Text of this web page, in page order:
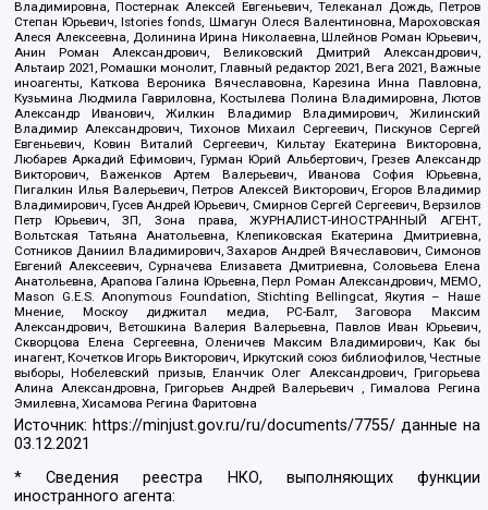
Владимировна, Постернак Алексей Евгеньевич, Телеканал Дождь, Петров
Степан Юрьевич, Istories fonds, Шмагун Олеся Валентиновна, Мароховская
Алеся Алексеевна, Долинина Ирина Николаевна, Шлейнов Роман Юрьевич,
Анин Роман Александрович, Великовский Дмитрий Александрович,
Альтаир 2021, Ромашки монолит, Главный редактор 2021, Вега 2021, Важные
иноагенты, Каткова Вероника Вячеславовна, Карезина Инна Павловна,
Кузьмина Людмила Гавриловна, Костылева Полина Владимировна, Лютов
Александр Иванович, Жилкин Владимир Владимирович, Жилинский
Владимир Александрович, Тихонов Михаил Сергеевич, Пискунов Сергей
Евгеньевич, Ковин Виталий Сергеевич, Кильтау Екатерина Викторовна,
Любарев Аркадий Ефимович, Гурман Юрий Альбертович, Грезев Александр
Викторович, Важенков Артем Валерьевич, Иванова София Юрьевна,
Пигалкин Илья Валерьевич, Петров Алексей Викторович, Егоров Владимир
Владимирович, Гусев Андрей Юрьевич, Смирнов Сергей Сергеевич, Верзилов
Петр Юрьевич, ЗП, Зона права, ЖУРНАЛИСТ-ИНОСТРАННЫЙ АГЕНТ,
Вольтская Татьяна Анатольевна, Клепиковская Екатерина Дмитриевна,
Сотников Даниил Владимирович, Захаров Андрей Вячеславович, Симонов
Евгений Алексеевич, Сурначева Елизавета Дмитриевна, Соловьева Елена
Анатольевна, Арапова Галина Юрьевна, Перл Роман Александрович, МЕМО,
Mason G.E.S. Anonymous Foundation, Stichting Bellingcat, Якутия – Наше
Мнение, Москоу диджитал медиа, РС-Балт, Заговора Максим
Александрович, Ветошкина Валерия Валерьевна, Павлов Иван Юрьевич,
Скворцова Елена Сергеевна, Оленичев Максим Владимирович, Как бы
инагент, Кочетков Игорь Викторович, Иркутский союз библиофилов, Честные
выборы, Нобелевский призыв, Еланчик Олег Александрович, Григорьева
Алина Александровна, Григорьев Андрей Валерьевич , Гималова Регина
Эмилевна, Хисамова Регина Фаритовна
Источник: https://minjust.gov.ru/ru/documents/7755/ данные на
03.12.2021
* Сведения реестра НКО, выполняющих функции
иностранного агента: